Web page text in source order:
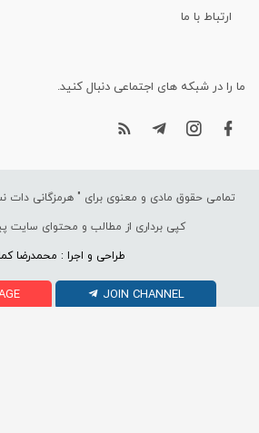
ارتباط با ما
ما را در شبکه های اجتماعی دنبال کنید.
تمامی حقوق مادی و معنوی برای " هرمزگانی دات
کپی برداری از مطالب و محتوای سایت
طراحی و اجرا : محمدرضا
JOIN CHANNEL